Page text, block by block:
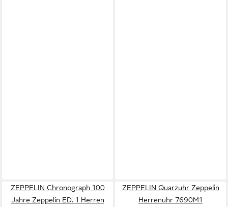
ZEPPELIN Chronograph 100
Jahre Zeppelin ED. 1 Herren
ZEPPELIN Quarzuhr Zeppelin
Herrenuhr 7690M1